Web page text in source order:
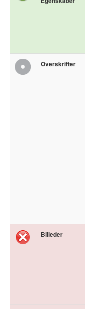
Overskrifter
Billeder